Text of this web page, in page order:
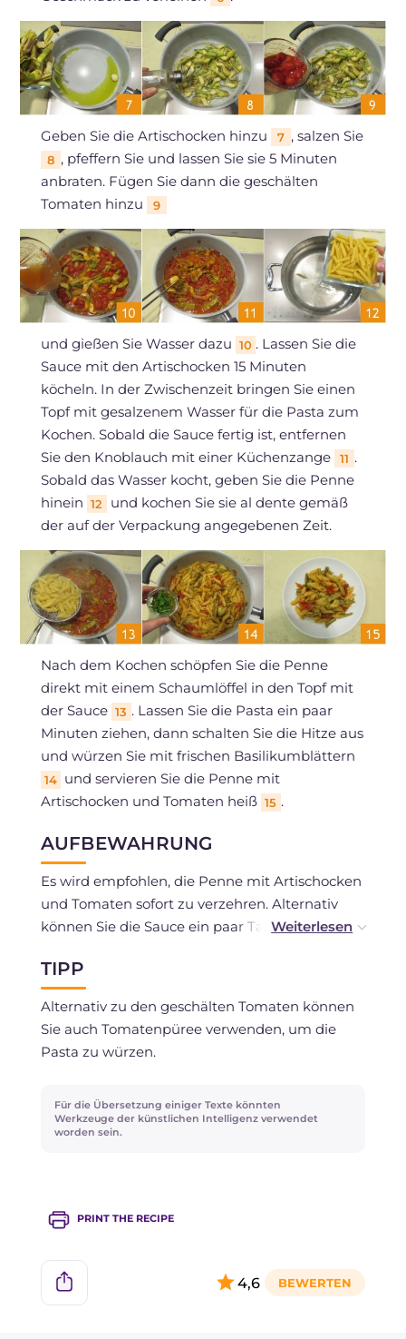
Geben Sie die Artischocken hinzu 7 , salzen Sie
8 , pfeffern Sie und lassen Sie sie 5 Minuten
anbraten. Fügen Sie dann die geschälten
Tomaten hinzu
9
und gießen Sie Wasser dazu 10 . Lassen Sie die
Sauce mit den Artischocken 15 Minuten
köcheln. In der Zwischenzeit bringen Sie einen
Topf mit gesalzenem Wasser für die Pasta zum
Kochen. Sobald die Sauce fertig ist, entfernen
Sie den Knoblauch mit einer Küchenzange
11 .
Sobald das Wasser kocht, geben Sie die Penne
hinein 12
und kochen Sie sie al dente gemäß
der auf der Verpackung angegebenen Zeit.
Nach dem Kochen schöpfen Sie die Penne
direkt mit einem Schaumlöffel in den Topf mit
der Sauce 13 . Lassen Sie die Pasta ein paar
Minuten ziehen, dann schalten Sie die Hitze aus
und würzen Sie mit frischen Basilikumblättern
14 und servieren Sie die Penne mit
Artischocken und Tomaten heiß 15 .
AUFBEWAHRUNG
Es wird empfohlen, die Penne mit Artischocken
und Tomaten sofort zu verzehren. Alternativ
können Sie die Sauce ein paar Tage lang im
aufbewahren.
TIPP
Alternativ zu den geschälten Tomaten können
Sie auch Tomatenpüree verwenden, um die
Pasta zu würzen.
Für die Übersetzung einiger Texte könnten
Werkzeuge der künstlichen Intelligenz verwendet
worden sein.
PRINT THE RECIPE
4,6